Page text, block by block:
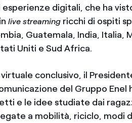
digitali, che ha
live streaming ricchi di ospiti
Guatemala, India, Italia,
Uniti e Sud Africa.
conclusivo, il
del Gruppo Enel
e le idee studiate dai
a mobilità, riciclo, modi